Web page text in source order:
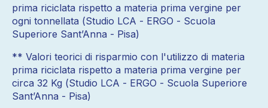
prima riciclata rispetto a materia prima vergine per
ogni tonnellata (Studio LCA - ERGO - Scuola
Superiore Sant’Anna - Pisa)
** Valori teorici di risparmio con l'utilizzo di materia
prima riciclata rispetto a materia prima vergine per
circa 32 Kg (Studio LCA - ERGO - Scuola Superiore
Sant’Anna - Pisa)